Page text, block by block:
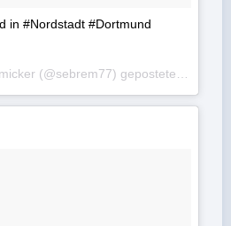
in #Nordstadt #Dortmund